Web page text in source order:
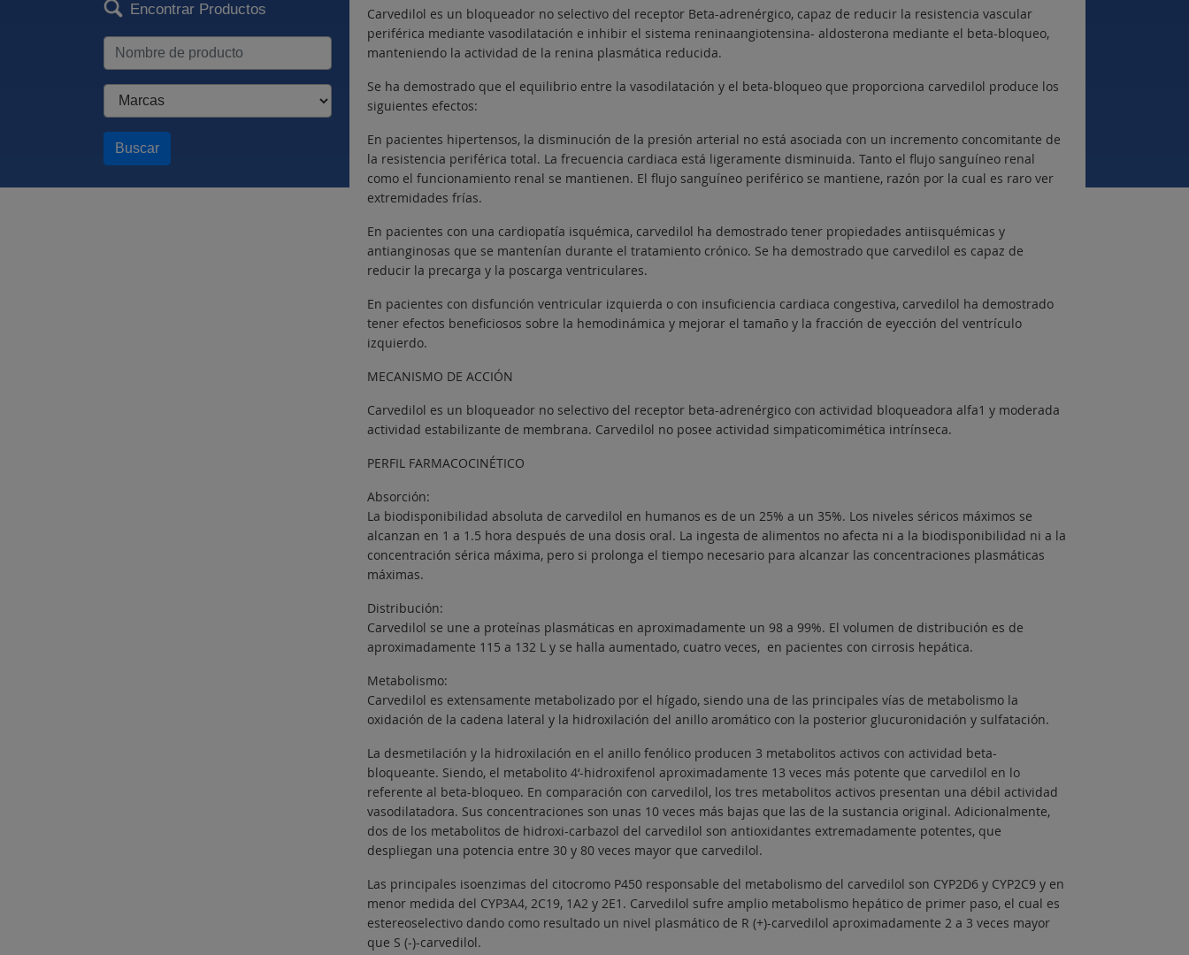
Encontrar Productos
Buscar
Carvedilol es un bloqueador no selectivo del receptor Beta-adrenérgico, capaz de reducir la resistencia vascular
periférica mediante vasodilatación e inhibir el sistema reninaangiotensina- aldosterona mediante el beta-bloqueo,
manteniendo la actividad de la renina plasmática reducida.
Se ha demostrado que el equilibrio entre la vasodilatación y el beta-bloqueo que proporciona carvedilol produce los
siguientes efectos:
En pacientes hipertensos, la disminución de la presión arterial no está asociada con un incremento concomitante de
la resistencia periférica total. La frecuencia cardiaca está ligeramente disminuida. Tanto el flujo sanguíneo renal
como el funcionamiento renal se mantienen. El flujo sanguíneo periférico se mantiene, razón por la cual es raro ver
extremidades frías.
En pacientes con una cardiopatía isquémica, carvedilol ha demostrado tener propiedades antiisquémicas y
antianginosas que se mantenían durante el tratamiento crónico. Se ha demostrado que carvedilol es capaz de
reducir la precarga y la poscarga ventriculares.
En pacientes con disfunción ventricular izquierda o con insuficiencia cardiaca congestiva, carvedilol ha demostrado
tener efectos beneficiosos sobre la hemodinámica y mejorar el tamaño y la fracción de eyección del ventrículo
izquierdo.
MECANISMO DE ACCIÓN
Carvedilol es un bloqueador no selectivo del receptor beta-adrenérgico con actividad bloqueadora alfa1 y moderada
actividad estabilizante de membrana. Carvedilol no posee actividad simpaticomimética intrínseca.
PERFIL FARMACOCINÉTICO
Absorción:
La biodisponibilidad absoluta de carvedilol en humanos es de un 25% a un 35%. Los niveles séricos máximos se
alcanzan en 1 a 1.5 hora después de una dosis oral. La ingesta de alimentos no afecta ni a la biodisponibilidad ni a la
concentración sérica máxima, pero si prolonga el tiempo necesario para alcanzar las concentraciones plasmáticas
máximas.
Distribución:
Carvedilol se une a proteínas plasmáticas en aproximadamente un 98 a 99%. El volumen de distribución es de
aproximadamente 115 a 132 L y se halla aumentado, cuatro veces, en pacientes con cirrosis hepática.
Metabolismo:
Carvedilol es extensamente metabolizado por el hígado, siendo una de las principales vías de metabolismo la
oxidación de la cadena lateral y la hidroxilación del anillo aromático con la posterior glucuronidación y sulfatación.
La desmetilación y la hidroxilación en el anillo fenólico producen 3 metabolitos activos con actividad beta-
bloqueante. Siendo, el metabolito 4‘-hidroxifenol aproximadamente 13 veces más potente que carvedilol en lo
referente al beta-bloqueo. En comparación con carvedilol, los tres metabolitos activos presentan una débil actividad
vasodilatadora. Sus concentraciones son unas 10 veces más bajas que las de la sustancia original. Adicionalmente,
dos de los metabolitos de hidroxi-carbazol del carvedilol son antioxidantes extremadamente potentes, que
despliegan una potencia entre 30 y 80 veces mayor que carvedilol.
Las principales isoenzimas del citocromo P450 responsable del metabolismo del carvedilol son CYP2D6 y CYP2C9 y en
menor medida del CYP3A4, 2C19, 1A2 y 2E1. Carvedilol sufre amplio metabolismo hepático de primer paso, el cual es
estereoselectivo dando como resultado un nivel plasmático de R (+)-carvedilol aproximadamente 2 a 3 veces mayor
que S (-)-carvedilol.